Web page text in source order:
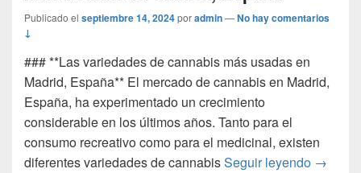
Publicado el septiembre 14, 2024poradmin—No hay comentarios
↓
### **Las variedades de cannabis más usadas en
Madrid, España** El mercado de cannabis en Madrid,
España, ha experimentado un crecimiento
considerable en los últimos años. Tanto para el
consumo recreativo como para el medicinal, existen
diferentes variedades de cannabisSeguir leyendo ###
→